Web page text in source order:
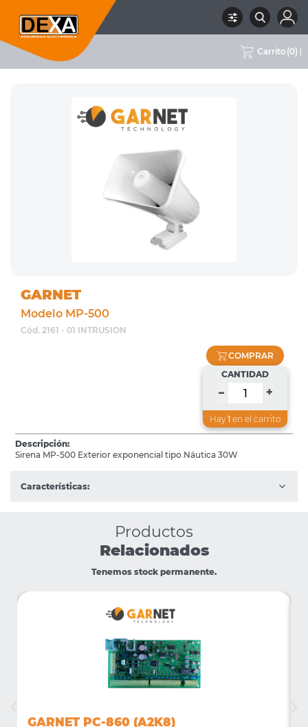
Carrito (0)
MARCA
GARNET
Modelo MP-500
Cód. 2161 - 01 INTRUSION
COMPRAR
CANTIDAD
– +
Hay 1 en el carrito
Descripción:
Sirena MP-500 Exterior exponencial tipo Náutica 30W
Características:
Productos
Relacionados
Tenemos stock permanente.
GARNET PC-860 (A2K8)